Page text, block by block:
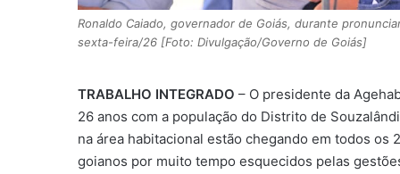
Ronaldo Caiado, governador de Goiás, durante
sexta-feira/26 [Foto: Divulgação/Governo de Goiás]
TRABALHO INTEGRADO – O presidente da
26 anos com a população do Distrito de
na área habitacional estão chegando em todos
goianos por muito tempo esquecidos pelas